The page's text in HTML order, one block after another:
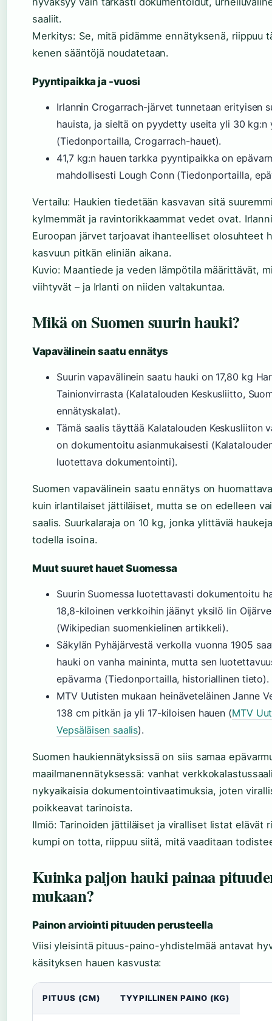
saaliit.
Merkitys: Se, mitä pidämme ennätyksenä, riippuu
kenen sääntöjä noudatetaan.
Pyyntipaikka ja -vuosi
Irlannin Crogarrach-järvet tunnetaan erityisen
hauista, ja sieltä on pyydetty useita yli 30 kg:n
(Tiedonportailla, Crogarrach-hauet).
41,7 kg:n hauen tarkka pyyntipaikka on
mahdollisesti Lough Conn (Tiedonportailla,
Vertailu: Haukien tiedetään kasvavan sitä
kylmemmät ja ravintorikkaammat vedet ovat.
Euroopan järvet tarjoavat ihanteelliset olosuhteet
kasvuun pitkän eliniän aikana.
Kuvio: Maantiede ja veden lämpötila määrittävät,
viihtyvät – ja Irlanti on niiden valtakuntaa.
Mikä on Suomen suurin hauki?
Vapavälinein saatu ennätys
Suurin vapavälinein saatu hauki on 17,80 kg
Tainionvirrasta (Kalatalouden Keskusliitto,
ennätyskalat).
Tämä saalis täyttää Kalatalouden Keskusliiton
on dokumentoitu asianmukaisesti
luotettava dokumentointi).
Suomen vapavälinein saatu ennätys on
kuin irlantilaiset jättiläiset, mutta se on edelleen
saalis. Suurkalaraja on 10 kg, jonka ylittäviä
todella isoina.
Muut suuret hauet Suomessa
Suurin Suomessa luotettavasti dokumentoitu
18,8-kiloinen verkkoihin jäänyt yksilö Iin
(Wikipedian suomenkielinen artikkeli).
Säkylän Pyhäjärvestä verkolla vuonna 1905
hauki on vanha maininta, mutta sen
epävarma (Tiedonportailla, historiallinen tieto).
MTV Uutisten mukaan heinäveteläinen Janne
138 cm pitkän ja yli 17-kiloisen hauen (MTV
Vepsäläisen saalis).
Suomen haukiennätyksissä on siis samaa
maailmanennätyksessä: vanhat
nykyaikaisia dokumentointivaatimuksia, joten
poikkeavat tarinoista.
Ilmiö: Tarinoiden jättiläiset ja viralliset listat elävät
kumpi on totta, riippuu siitä, mitä vaaditaan
Kuinka paljon hauki painaa
mukaan?
Painon arviointi pituuden perusteella
Viisi yleisintä pituus-paino-yhdistelmää antavat
käsityksen hauen kasvusta:
PITUUS (CM) TYYPILLINEN PAINO (KG)